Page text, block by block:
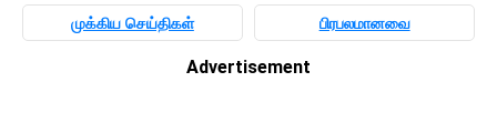
முக்கிய செய்திகள் பிரபலமானவை
Advertisement